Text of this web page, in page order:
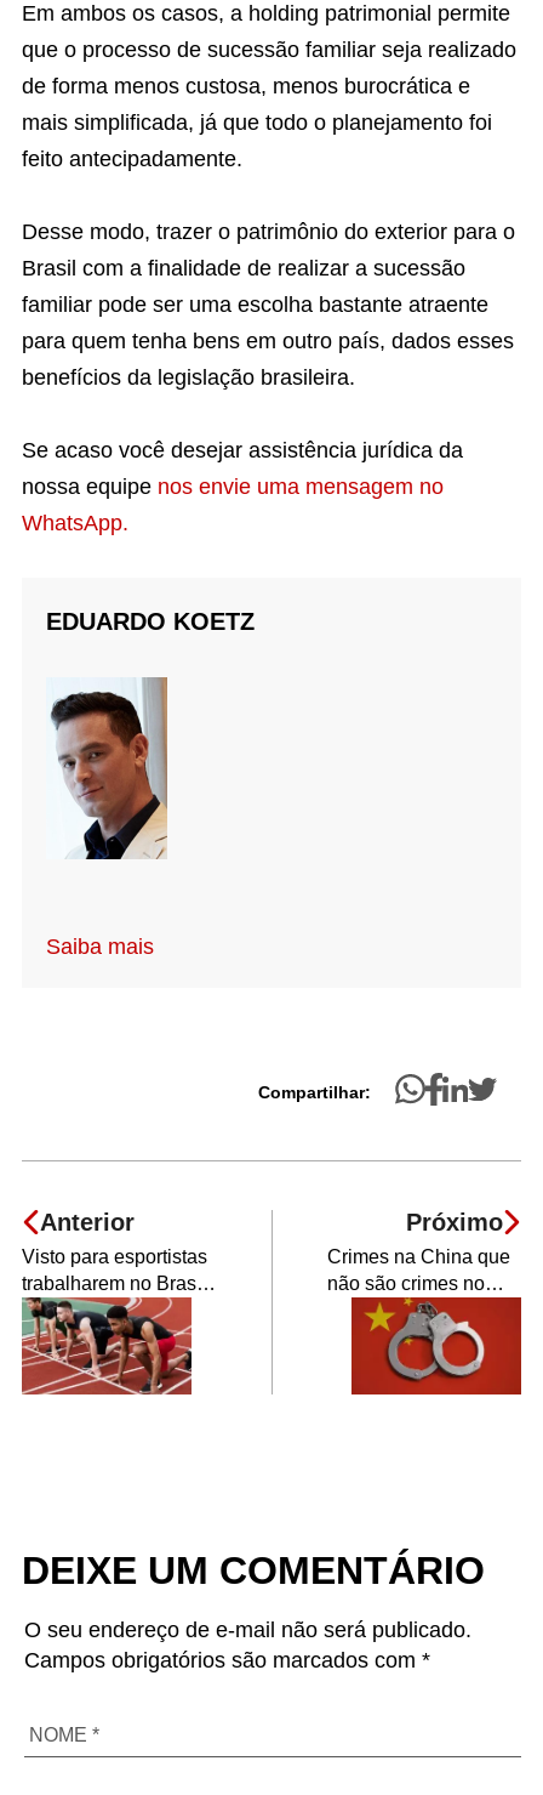
Em ambos os casos, a holding patrimonial permite
que o processo de sucessão familiar seja realizado
de forma menos custosa, menos burocrática e
mais simplificada, já que todo o planejamento foi
feito antecipadamente.
Desse modo, trazer o patrimônio do exterior para o
Brasil com a finalidade de realizar a sucessão
familiar pode ser uma escolha bastante atraente
para quem tenha bens em outro país, dados esses
benefícios da legislação brasileira.
Se acaso você desejar assistência jurídica da
nossa equipe nos envie uma mensagem no
WhatsApp.
EDUARDO KOETZ
Saiba mais
Compartilhar:
Anterior
Visto para esportistas
trabalharem no Brasil
temporariamente
Próximo
Crimes na China que
não são crimes no
Brasil
DEIXE UM COMENTÁRIO
O seu endereço de e-mail não será publicado.
Campos obrigatórios são marcados com *